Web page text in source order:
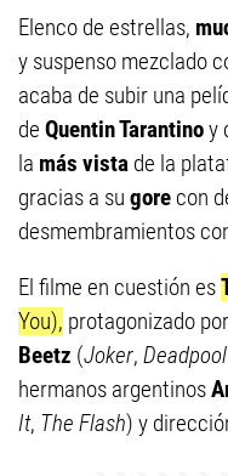
Elenco de estrellas,
y suspenso mezclado
acaba de subir una
de Quentin Tarantinoy
la más vista de la
gracias a su gore con
desmembramientos
El filme en cuestión es
You), protagonizado
Beetz (Joker,
hermanos argentinos
It, The Flash) y